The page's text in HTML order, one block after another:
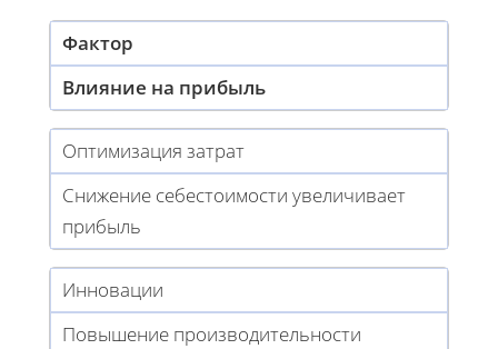
Фактор
Влияние на прибыль
Оптимизация затрат
Снижение себестоимости увеличивает
прибыль
Инновации
Повышение производительности